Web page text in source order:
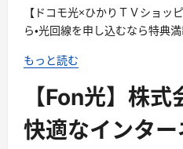
【ドコモ光×ひかりＴＶショッ
ら・光回線を申し込むなら特典
もっと読む
【Fon光】株式
快適なインタ